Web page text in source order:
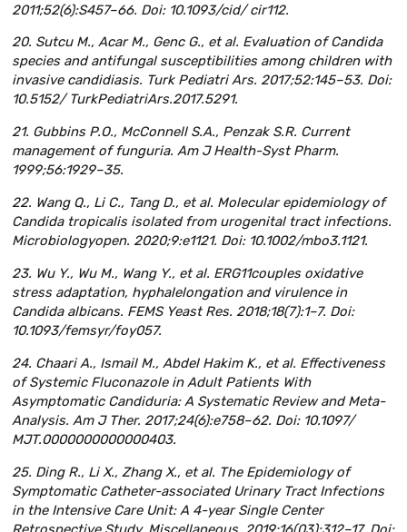
2011;52(6):S457–66. Doi: 10.1093/cid/ cir112.
20. Sutcu M., Acar M., Genc G., et al. Evaluation of Candida
species and antifungal susceptibilities among children with
invasive candidiasis. Turk Pediatri Ars. 2017;52:145–53. Doi:
10.5152/ TurkPediatriArs.2017.5291.
21. Gubbins P.O., McConnell S.A., Penzak S.R. Current
management of funguria. Am J Health-Syst Pharm.
1999;56:1929–35.
22. Wang Q., Li C., Tang D., et al. Molecular epidemiology of
Candida tropicalis isolated from urogenital tract infections.
Microbiologyopen. 2020;9:e1121. Doi: 10.1002/mbo3.1121.
23. Wu Y., Wu M., Wang Y., et al. ERG11couples oxidative
stress adaptation, hyphalelongation and virulence in
Candida albicans. FEMS Yeast Res. 2018;18(7):1–7. Doi:
10.1093/femsyr/foy057.
24. Chaari A., Ismail M., Abdel Hakim K., et al. Effectiveness
of Systemic Fluconazole in Adult Patients With
Asymptomatic Candiduria: A Systematic Review and Meta-
Analysis. Am J Ther. 2017;24(6):e758–62. Doi: 10.1097/
MJT.0000000000000403.
25. Ding R., Li X., Zhang X., et al. The Epidemiology of
Symptomatic Catheter-associated Urinary Tract Infections
in the Intensive Care Unit: A 4-year Single Center